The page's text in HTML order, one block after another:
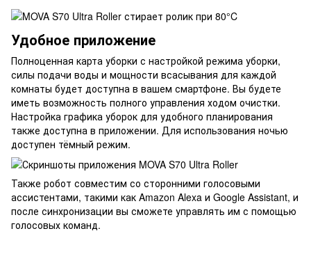
Удобное приложение
Полноценная карта уборки с настройкой режима уборки,
силы подачи воды и мощности всасывания для каждой
комнаты будет доступна в вашем смартфоне. Вы будете
иметь возможность полного управления ходом очистки.
Настройка графика уборок для удобного планирования
также доступна в приложении. Для использования ночью
доступен тёмный режим.
Также робот совместим со сторонними голосовыми
ассистентами, такими как Amazon Alexa и Google Assistant, и
после синхронизации вы сможете управлять им с помощью
голосовых команд.